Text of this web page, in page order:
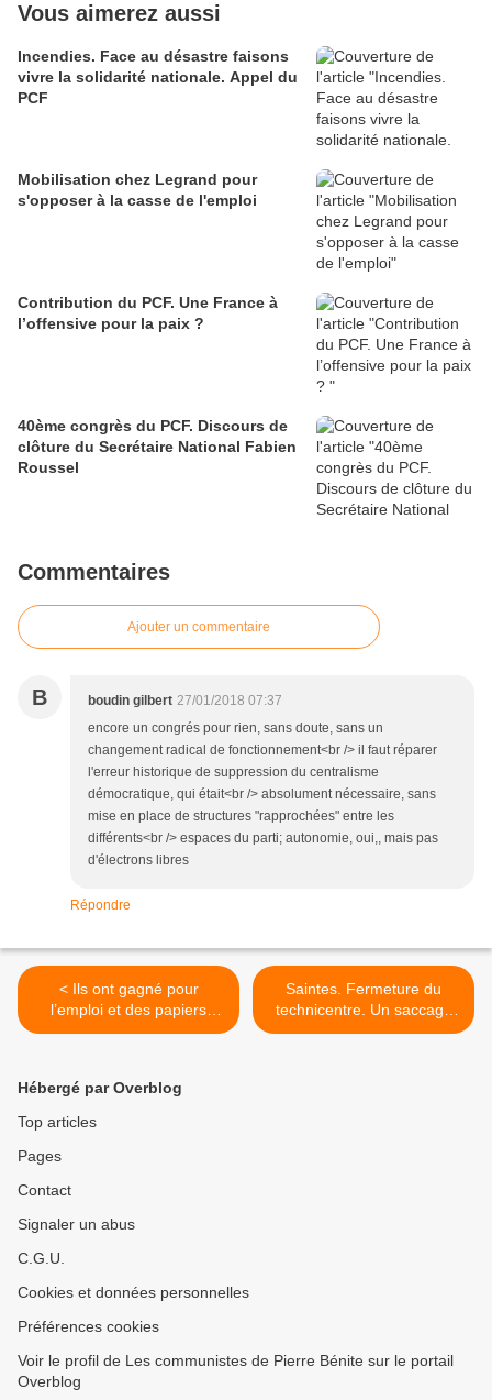
Vous aimerez aussi
Incendies. Face au désastre faisons
vivre la solidarité nationale. Appel du
PCF
Mobilisation chez Legrand pour
s'opposer à la casse de l'emploi
Contribution du PCF. Une France à
l’offensive pour la paix ?
40ème congrès du PCF. Discours de
clôture du Secrétaire National Fabien
Roussel
Commentaires
Ajouter un commentaire
B boudin gilbert 27/01/2018 07:37
encore un congrés pour rien, sans doute, sans un
changement radical de fonctionnement<br /> il faut réparer
l'erreur historique de suppression du centralisme
démocratique, qui était<br /> absolument nécessaire, sans
mise en place de structures "rapprochées" entre les
différents<br /> espaces du parti; autonomie, oui,, mais pas
d'électrons libres
Répondre
< Ils ont gagné pour
l’emploi et des papiers
d’une entreprise de
Saintes. Fermeture du
technicentre. Un saccage
industriel et humain >
Hébergé par Overblog
Top articles
Pages
Contact
Signaler un abus
C.G.U.
Cookies et données personnelles
Préférences cookies
Voir le profil de Les communistes de Pierre Bénite sur le portail
Overblog